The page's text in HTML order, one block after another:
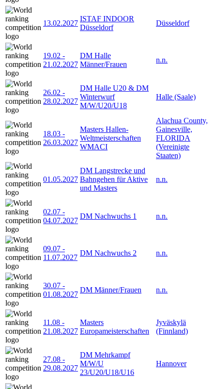
13.02.2027
ISTAF INDOOR
Düsseldorf
Düsseldorf
19.02 -
21.02.2027
DM Halle
Männer/Frauen
n.n.
26.02 -
28.02.2027
DM Halle U20 & DM
Winterwurf
M/W/U20/U18
Halle (Saale)
18.03 -
26.03.2027
Masters Hallen-
Weltmeisterschaften
WMACI
Alachua County,
Gainesville,
FLORIDA
(Vereinigte
Staaten)
01.05.2027
DM Langstrecke und
Bahngehen für Aktive
und Masters
n.n.
02.07 -
04.07.2027
DM Nachwuchs 1 n.n.
09.07 -
11.07.2027
DM Nachwuchs 2 n.n.
30.07 -
01.08.2027
DM Männer/Frauen n.n.
11.08 -
21.08.2027
Masters
Europameisterschaften
Jyväskylä
(Finnland)
27.08 -
29.08.2027
DM Mehrkampf
M/W/U
23/U20/U18/U16
Hannover